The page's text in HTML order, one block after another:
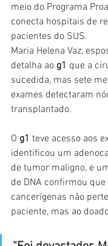
meio do Programa
conecta hospitais de
pacientes do SUS.
Maria Helena Vaz,
detalha ao g1 que a
sucedida, mas sete
exames detectaram
transplantado.
O g1 teve acesso aos
identificou um
de tumor maligno, e
de DNA confirmou
cancerígenas não
paciente, mas ao